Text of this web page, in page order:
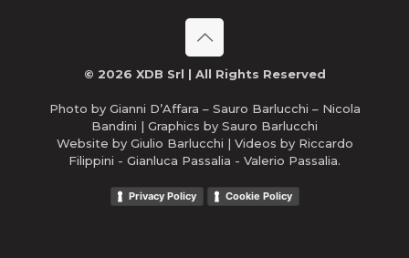
© 2026 XDB Srl | All Rights Reserved
Photo by Gianni D’Affara – Sauro Barlucchi – Nicola
Bandini | Graphics by Sauro Barlucchi
Website by Giulio Barlucchi | Videos by Riccardo
Filippini - Gianluca Passalia - Valerio Passalia.
Privacy Policy Cookie Policy